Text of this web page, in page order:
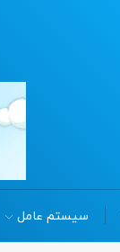
سیستم عامل